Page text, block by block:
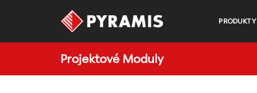
PRODUKTY
Projektové Moduly